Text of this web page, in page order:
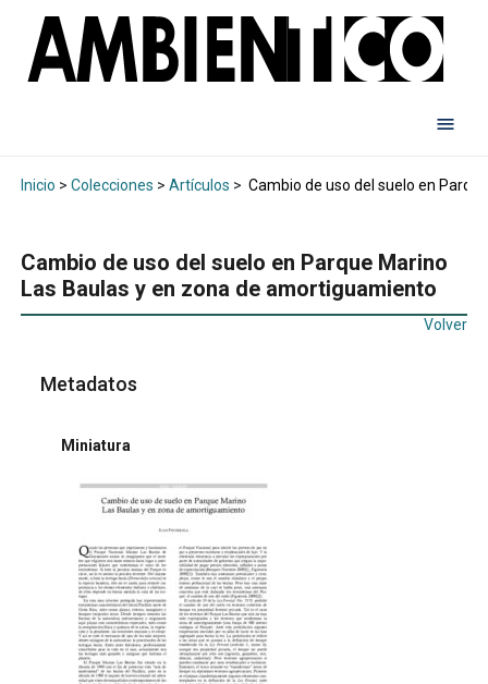
Inicio > Colecciones > Artículos > Cambio de uso del suelo en
Cambio de uso del suelo en Parque Marino
Las Baulas y en zona de amortiguamiento
Volver
Metadatos
Miniatura